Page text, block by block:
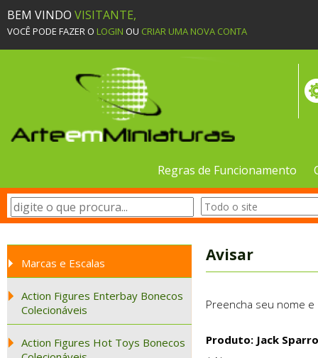
BEM VINDO VISITANTE,
VOCÊ PODE FAZER O LOGIN OU CRIAR UMA NOVA CONTA
Regras de Funcionamento
Marcas e Escalas
Action Figures Enterbay Bonecos
Colecionáveis
Action Figures Hot Toys Bonecos
Avisar
Preencha seu nome
Produto: Jack